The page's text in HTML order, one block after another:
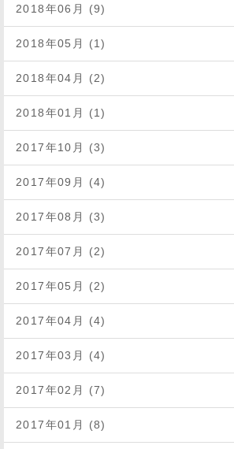
2018年06月 (9)
2018年05月 (1)
2018年04月 (2)
2018年01月 (1)
2017年10月 (3)
2017年09月 (4)
2017年08月 (3)
2017年07月 (2)
2017年05月 (2)
2017年04月 (4)
2017年03月 (4)
2017年02月 (7)
2017年01月 (8)